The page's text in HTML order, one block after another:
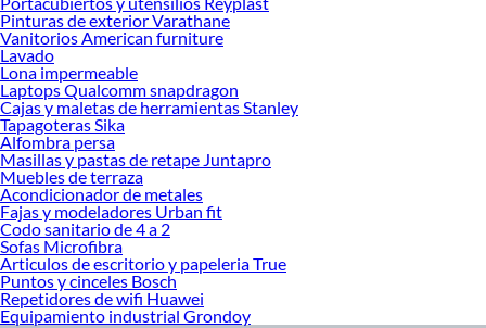
Pinturas de exterior Varathane
Vanitorios American furniture
Lavado
Lona impermeable
Laptops Qualcomm snapdragon
Cajas y maletas de herramientas Stanley
Tapagoteras Sika
Alfombra persa
Masillas y pastas de retape Juntapro
Muebles de terraza
Acondicionador de metales
Fajas y modeladores Urban fit
Codo sanitario de 4 a 2
Sofas Microfibra
Articulos de escritorio y papeleria True
Puntos y cinceles Bosch
Repetidores de wifi Huawei
Equipamiento industrial Grondoy